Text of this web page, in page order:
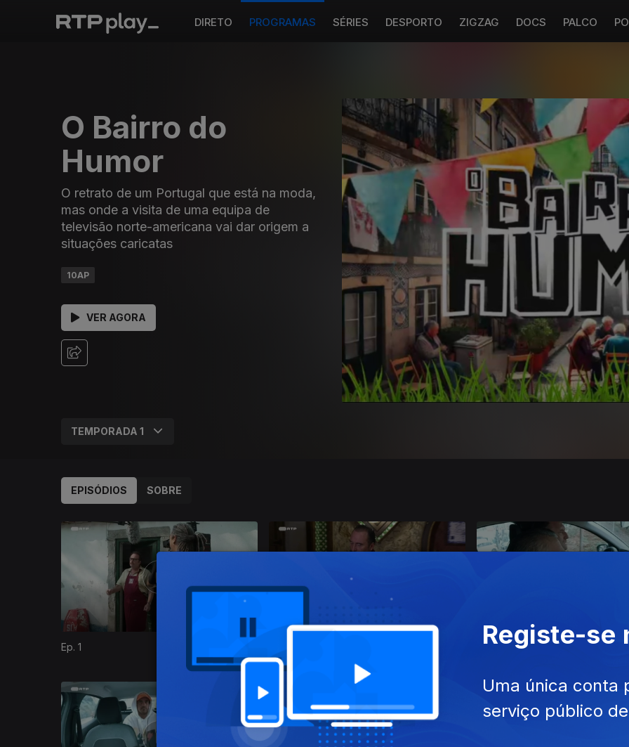
DIRETO PROGRAMAS SÉRIES DESPORTO ZIGZAG DOCS PALCO
O Bairro do
Humor
O retrato de um Portugal que está na moda,
mas onde a visita de uma equipa de
televisão norte-americana vai dar origem a
situações caricatas
10AP
VER AGORA
EPISÓDIOS SOBRE
Ep. 1 Ep. 3
830184
Registe-se
Uma única conta
serviço público